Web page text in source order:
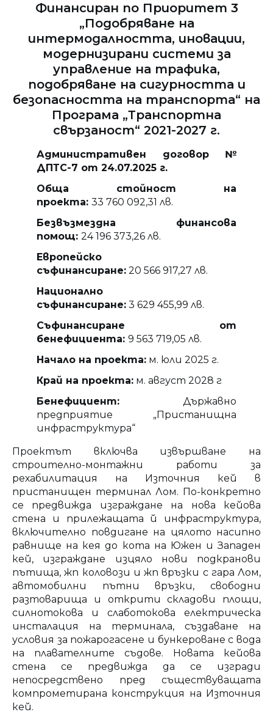
Финансиран по Приоритет 3
„Подобряване на
интермодалността, иновации,
модернизирани системи за
управление на трафика,
подобряване на сигурността и
безопасността на транспорта“ на
Програма „Транспортна
свързаност“ 2021-2027 г.
Административен договор №
ДПТС-7 от 24.07.2025 г.
Обща стойност на
проекта: 33 760 092,31 лв.
Безвъзмездна финансова
помощ: 24 196 373,26 лв.
Европейско
съфинансиране: 20 566 917,27 лв.
Национално
съфинансиране: 3 629 455,99 лв.
Съфинансиране от
бенефициента: 9 563 719,05 лв.
Начало на проекта: м. юли 2025 г.
Край на проекта: м. август 2028 г
Бенефициент: Държавно
предприятие „Пристанищна
инфраструктура“
Проектът включва извършване на
строително-монтажни работи за
рехабилитация на Източния кей в
пристанищен терминал Лом. По-конкретно
се предвижда изграждане на нова кейова
стена и прилежащата й инфраструктура,
включително повдигане на цялото насипно
равнище на кея до кота на Южен и Западен
кей, изграждане изцяло нови подкранови
пътища, жп коловози и жп връзки с гара Лом,
автомобилни пътни връзки, свободни
разтоварища и открити складови площи,
силнотокова и слаботокова електрическа
инсталация на терминала, създаване на
условия за пожарогасене и бункероване с вода
на плавателните съдове. Новата кейова
стена се предвижда да се изгради
непосредствено пред съществуващата
компрометирана конструкция на Източния
кей.